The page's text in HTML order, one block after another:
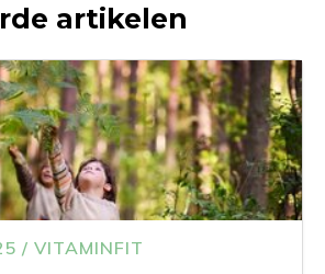
artikelen
/ VITAMINFIT